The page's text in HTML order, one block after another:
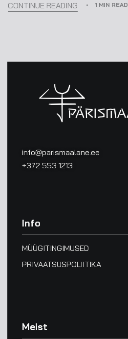
CONTINUE READING 1 MIN READ
info@parismaalane.ee
+372 553 1213
Info
MÜÜGITINGIMUSED
PRIVAATSUSPOLIITIKA
Meist